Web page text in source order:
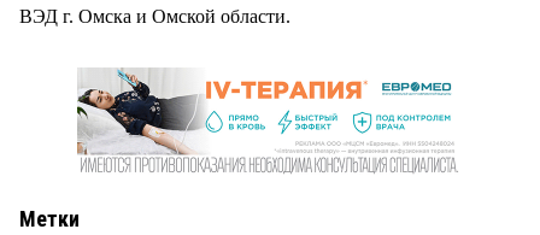
ВЭД г. Омска и Омской области.
Метки